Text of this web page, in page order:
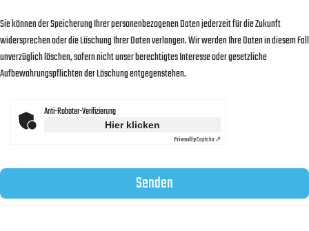
Sie können der Speicherung Ihrer personenbezogenen Daten jederzeit für die Zukunft
widersprechen oder die Löschung Ihrer Daten verlangen. Wir werden Ihre Daten in diesem Fall
unverzüglich löschen, sofern nicht unser berechtigtes Interesse oder gesetzliche
Aufbewahrungspflichten der Löschung entgegenstehen.
Anti-Roboter-Verifizierung
Hier klicken
FriendlyCaptcha ⇗